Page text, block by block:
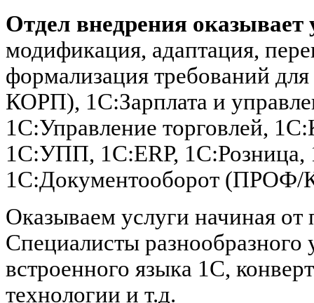
Отдел внедрения оказывает
модификация, адаптация,
формализация требований
КОРП), 1С:Зарплата и
1С:Управление торговлей,
1С:УПП, 1C:ERP,
1С:Документооборот
Оказываем услуги начиная
Специалисты
встроенного языка 1С,
технологии и т.д.